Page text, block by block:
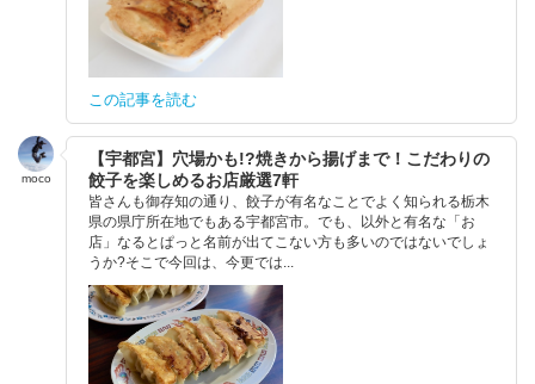
この記事を読む
moco
【宇都宮】穴場かも!?焼きから揚げまで！こだわりの
餃子を楽しめるお店厳選7軒
皆さんも御存知の通り、餃子が有名なことでよく知られる栃木
県の県庁所在地でもある宇都宮市。でも、以外と有名な「お
店」なるとぱっと名前が出てこない方も多いのではないでしょ
うか?そこで今回は、今更では...